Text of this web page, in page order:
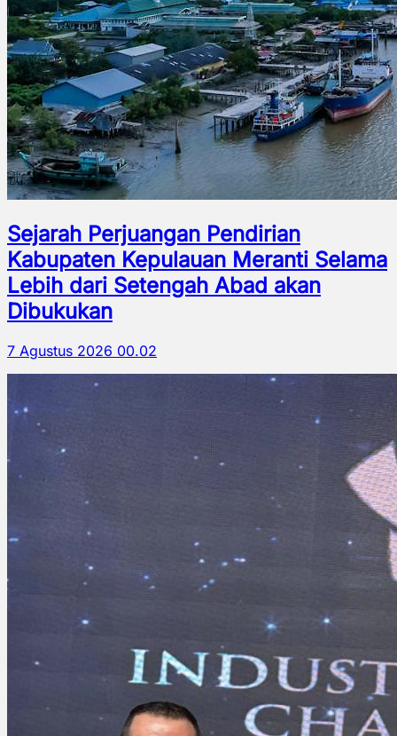
Sejarah Perjuangan Pendirian
Kabupaten Kepulauan Meranti Selama
Lebih dari Setengah Abad akan
Dibukukan
7 Agustus 2026 00.02